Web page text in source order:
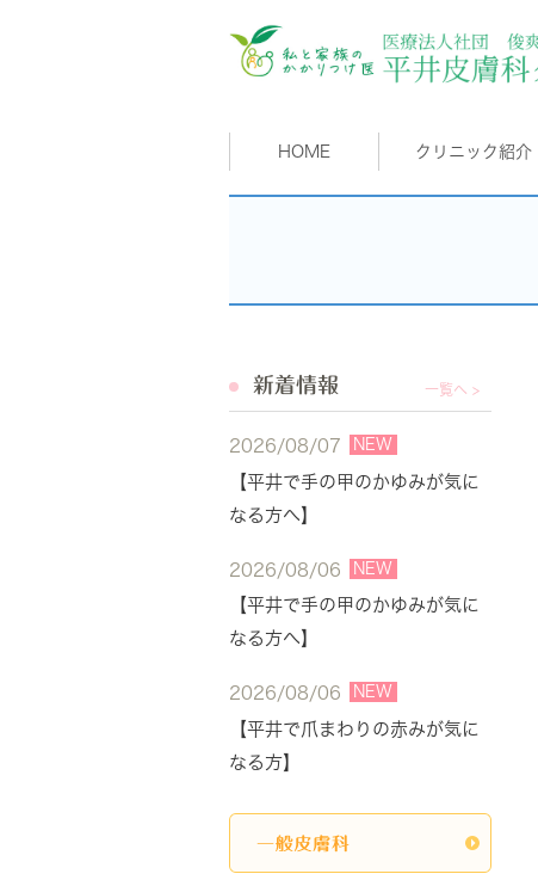
HOME クリニック紹介
新着情報 一覧へ >
2026/08/07 NEW
【平井で手の甲のかゆみが気に
なる方へ】
2026/08/06 NEW
【平井で手の甲のかゆみが気に
なる方へ】
2026/08/06 NEW
【平井で爪まわりの赤みが気に
なる方】